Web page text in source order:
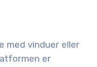
med vinduer eller
er